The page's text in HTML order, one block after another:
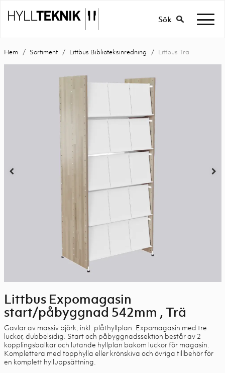
Sök
Hem Sortiment Littbus Biblioteksinredning Littbus Trä
Littbus Expomagasin
start/påbyggnad 542mm , Trä
Gavlar av massiv björk, inkl. plåthyllplan. Expomagasin med tre
luckor, dubbelsidig. Start och påbyggnadssektion består av 2
kopplingsbalkar och lutande hyllplan bakom luckor för magasin.
Komplettera med topphylla eller krönskiva och övriga tillbehör för
en komplett hylluppsättning.